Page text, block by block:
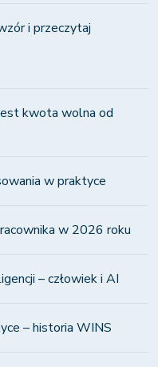
i przeczytaj
kwota wolna od
w praktyce
w 2026 roku
– człowiek i AI
– historia WINS